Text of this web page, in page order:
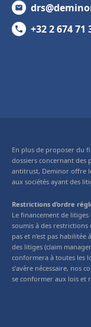
+32 2 674 71
En plus de proposer du
dossiers concernant des
antitrust, Deminor offre
aux sociétés ayant des
Restrictions d’ordre
Le financement de
soumis à des restrictions
pas et n’est pas
des litiges (claim
conformera à toutes les
s’avère nécessaire, nos
se conformer aux lois et